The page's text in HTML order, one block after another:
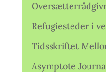
Refugiesteder i
Tidsskriftet
Asymptote